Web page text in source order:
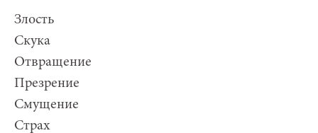
Злость
Скука
Отвращение
Презрение
Смущение
Страх